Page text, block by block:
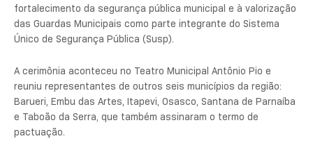
fortalecimento da segurança pública municipal e à valorização
das Guardas Municipais como parte integrante do Sistema
Único de Segurança Pública (Susp).
A cerimônia aconteceu no Teatro Municipal Antônio Pio e
reuniu representantes de outros seis municípios da região:
Barueri, Embu das Artes, Itapevi, Osasco, Santana de Parnaíba
e Taboão da Serra, que também assinaram o termo de
pactuação.